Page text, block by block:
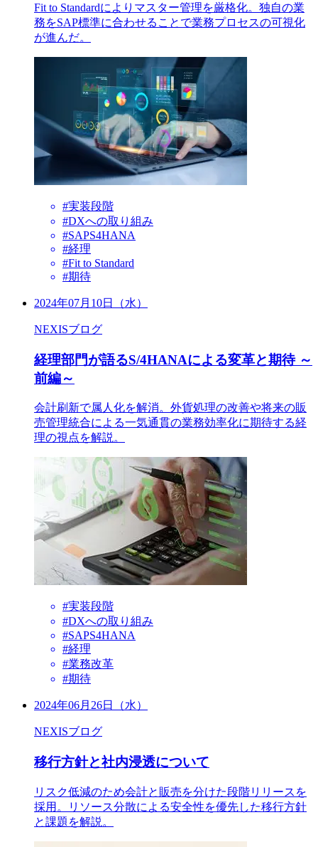
Fit to Standardによりマスター管理を厳格化。独自の業
務をSAP標準に合わせることで業務プロセスの可視化
が進んだ。
#実装段階
#DXへの取り組み
#SAPS4HANA
#経理
#Fit to Standard
#期待
2024年07月10日（水）
NEXISブログ
経理部門が語るS/4HANAによる変革と期待 ～
前編～
会計刷新で属人化を解消。外貨処理の改善や将来の販
売管理統合による一気通貫の業務効率化に期待する経
理の視点を解説。
#実装段階
#DXへの取り組み
#SAPS4HANA
#経理
#業務改革
#期待
2024年06月26日（水）
NEXISブログ
移行方針と社内浸透について
リスク低減のため会計と販売を分けた段階リリースを
採用。リソース分散による安全性を優先した移行方針
と課題を解説。